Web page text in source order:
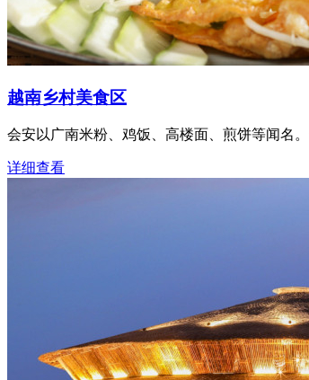
越南乡村美食区
会安以广南米粉、鸡饭、高楼面、煎饼等闻名
详细查看